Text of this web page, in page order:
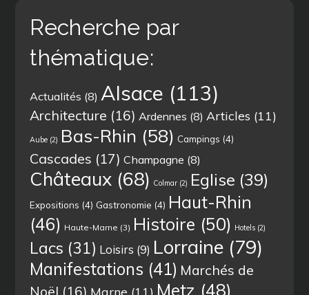
Recherche par
thématique:
Actualités (8) Alsace (113)
Architecture (16) Ardennes (8) Articles (11)
Aube (2) Bas-Rhin (58) Campings (4)
Cascades (17) Champagne (8)
Châteaux (68) Colmar (2) Eglise (39)
Expositions (4) Gastronomie (4) Haut-Rhin
(46) Haute-Marne (3) Histoire (50) Hotels (2)
Lacs (31) Loisirs (9) Lorraine (79)
Manifestations (41) Marchés de
Noël (16) Marne (11) Metz (48)